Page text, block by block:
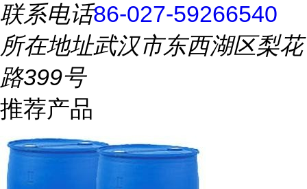
联系电话86-027-59266540
所在地址武汉市东西湖区梨花
路399号
推荐产品